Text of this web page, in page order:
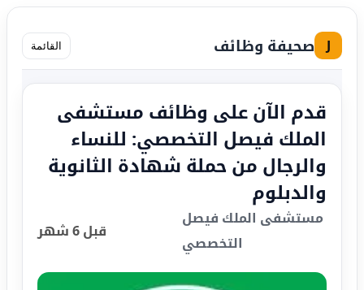
J صحيفة وظائف القائمة
قدم الآن على وظائف مستشفى
الملك فيصل التخصصي: للنساء
والرجال من حملة شهادة الثانوية
والدبلوم
مستشفى الملك فيصل
التخصصي
قبل 6 شهر